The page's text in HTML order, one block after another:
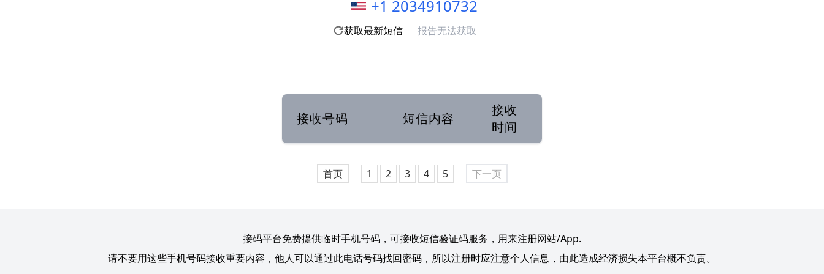
+1 2034910732
获取最新短信 报告无法获取
接收号码 短信内容
接收
时间
首页 1 2 3 4 5 下一页
接码平台免费提供临时手机号码，可接收短信验证码服务，用来注册网站/App.
请不要用这些手机号码接收重要内容，他人可以通过此电话号码找回密码，所以注册时应注意个人信息，由此造成经济损失本平台概不负责。